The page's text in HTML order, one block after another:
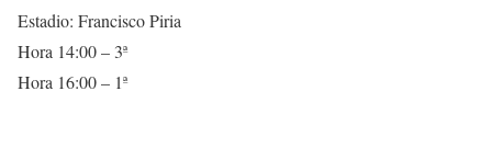
Estadio: Francisco Piria
Hora 14:00 – 3ª
Hora 16:00 – 1ª